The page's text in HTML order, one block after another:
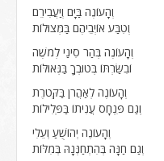
וְהָעוֹנֶה בַּיָּם וְיַּעֲבִירֵם
וְטִבַּע אוֹיְבֵיהֶם בַּמְּצוּלוֹת
וְהָעוֹנֶה בְּהַר סִינַי לְמֹשֶׁה
וֹבִשַּׂרְתּוֹ בְּטוּבְךָ בַּגְּאוּלּוֹת
וְהָעוֹנֶה לְאַהֲרֹן בַּקְּטֹרֶת
וְגַם פִּנְחָס עֲנִיתוֹ בַּפְּלִילוֹת
וְהָעוֹנֶה יְהוֹשֻׁעַ וְעֵלִי
וְגַם חַנָּה בְּהִתְחַנְּנָהּ בְּמִלּוֹת